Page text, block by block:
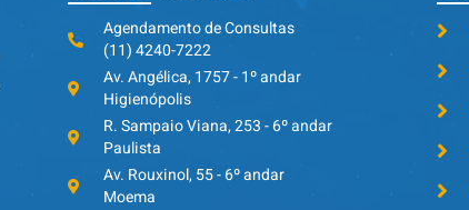
Agendamento de Consultas
(11) 4240-7222
Av. Angélica, 1757 - 1º andar
Higienópolis
R. Sampaio Viana, 253 - 6º andar
Paulista
Av. Rouxinol, 55 - 6º andar
Moema